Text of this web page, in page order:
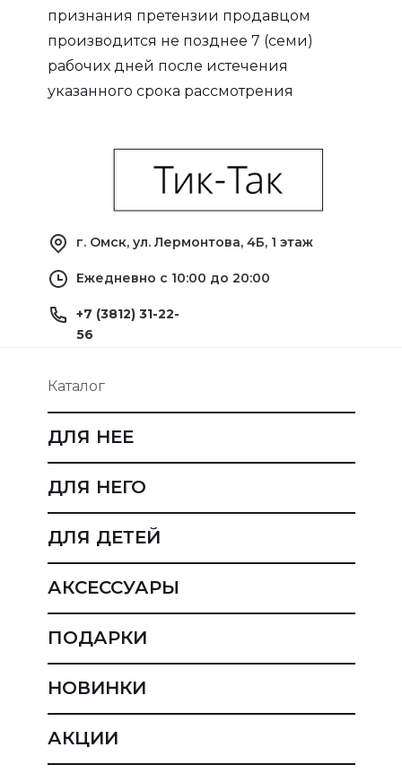
признания претензии продавцом
производится не позднее 7 (семи)
рабочих дней после истечения
указанного срока рассмотрения
Каталог
ДЛЯ НЕЕ
ДЛЯ НЕГО
ДЛЯ ДЕТЕЙ
АКСЕССУАРЫ
ПОДАРКИ
НОВИНКИ
АКЦИИ
г. Омск, ул. Лермонтова, 4Б, 1 этаж
+7 (3812) 31-22-
56
Ежедневно с 10:00 до 20:00